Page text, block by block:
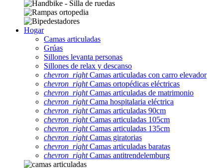
Hogar
Camas articuladas
Grúas
Sillones levanta personas
Sillones de relax y descanso
chevron_rightCamas articuladas con carro elevador
chevron_rightCamas ortopédicas eléctricas
chevron_rightCamas articuladas de matrimonio
chevron_rightCama hospitalaria eléctrica
chevron_rightCamas articuladas 90cm
chevron_rightCamas articuladas 105cm
chevron_rightCamas articuladas 135cm
chevron_rightCamas giratorias
chevron_rightCamas articuladas baratas
chevron_rightCamas antitrendelemburg